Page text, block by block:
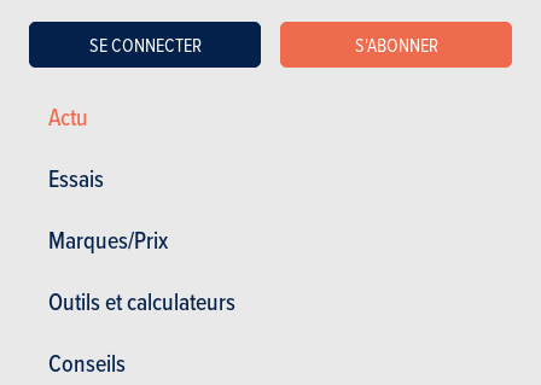
Actu
Essais
Marques/Prix
Outils et calculateurs
Conseils
SE CONNECTER S'ABONNER
remplacera ce petit SUV sur notre marché. Mais si tel était le cas, ce
serait avec une motorisation électrique exclusivement.
Pour le Ford Puma, l’arrivée d’une variante électrique est connue
proposera plus de versions à moteur thermique, mais pas sous forme
Ford Puma, la deuxième sous forme de corssover/SUV, sera
sur une plateforme MEB fournie par le groupe Volkswagen ou si elle
bénéficiera déjà d’une nouvelle architecture développée par Ford
par un SUV électrique. Probablement une taille au-dessus du modèle